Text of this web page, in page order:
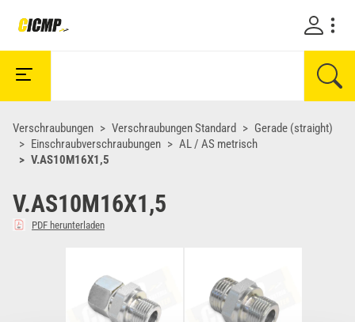
Verschraubungen Verschraubungen Standard
Gerade (straight)
Einschraubverschraubungen
AL / AS metrisch
V.AS10M16X1,5
V.AS10M16X1,5
PDF herunterladen